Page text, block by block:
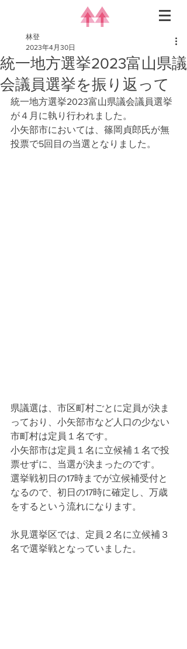
統一地方選挙2023富山県議
会議員選挙を振り返って
林登
2023年4月30日
統一地方選挙2023富山県議会議員選挙
が４月に執り行われました。
小矢部市においては、篠岡貞郎氏が無
投票で5回目の当選となりました。
県議選は、市区町村ごとに定員が決ま
っており、小矢部市など人口の少ない
市町村は定員１名です。
小矢部市は定員１名に立候補１名で投
票せずに、当選が決まったのです。
選挙戦初日の17時までが立候補受付と
なるので、初日の17時に確定し、万歳
をするという流れになります。
氷見選挙区では、定員２名に立候補３
名で選挙戦となっていました。